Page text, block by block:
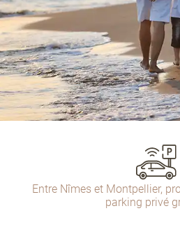
Entre Nîmes et Montpellier,
parking privé